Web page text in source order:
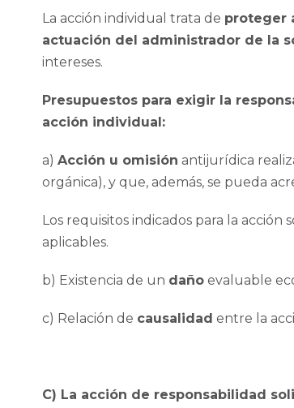
La acción individual trata de proteger
actuación del administrador de la
intereses.
Presupuestos para exigir la
acción individual:
a) Acción u omisión antijurídica
orgánica), y que, además, se pueda
Los requisitos indicados para la
aplicables.
b) Existencia de un daño evaluable
c) Relación de causalidad entre la
C) La acción de responsabilidad